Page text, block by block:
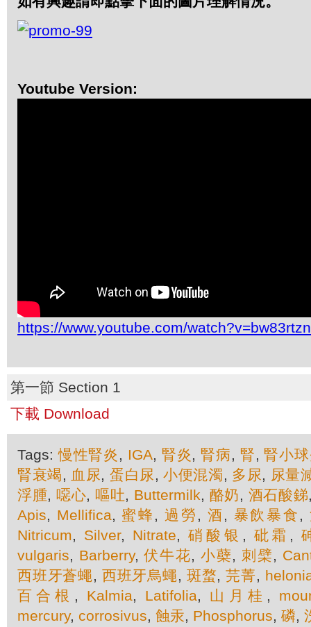
Youtube Version:
https://www.youtube.com/
第一節 Section 1
下載 Download
Tags:慢性腎炎 , IGA, 腎炎,腎病, 腎,腎小
腎衰竭, 血尿, 蛋白尿 ,小便混濁, 多尿, 尿量
浮腫, 噁心, 嘔吐, Buttermilk, 酪奶, 酒石酸銻
Apis, Mellifica,蜜蜂 , 過勞 , 酒 , 暴飲暴食 ,
Nitricum, Silver, Nitrate, 硝酸银 , 砒霜 ,
vulgaris, Barberry,伏牛花, 小蘗, 刺檗,
西班牙蒼蠅, 西班牙烏蠅, 斑蝥,芫菁,
百合根 , Kalmia, Latifolia, 山月桂 ,
mercury, corrosivus, 蝕汞, Phosphorus, 磷,